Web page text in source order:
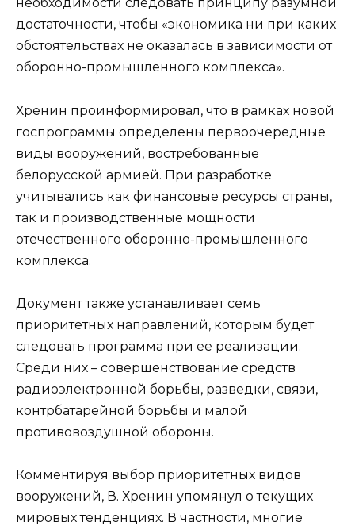
необходимости следовать принципу разумной
достаточности, чтобы «экономика ни при каких
обстоятельствах не оказалась в зависимости от
оборонно-промышленного комплекса».
Хренин проинформировал, что в рамках новой
госпрограммы определены первоочередные
виды вооружений, востребованные
белорусской армией. При разработке
учитывались как финансовые ресурсы страны,
так и производственные мощности
отечественного оборонно-промышленного
комплекса.
Документ также устанавливает семь
приоритетных направлений, которым будет
следовать программа при ее реализации.
Среди них – совершенствование средств
радиоэлектронной борьбы, разведки, связи,
контрбатарейной борьбы и малой
противовоздушной обороны.
Комментируя выбор приоритетных видов
вооружений, В. Хренин упомянул о текущих
мировых тенденциях. В частности, многие